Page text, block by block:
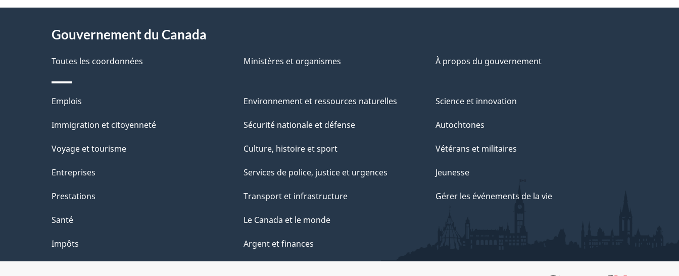
D
é
t
a
i
l
d
e
l
p
a
g
e
Gouvernement du Canada
Toutes les coordonnées Ministères et organismes À propos du gouvernement
Thèmes
et
Emplois
Immigration et citoyenneté
Voyage et tourisme
Entreprises
Prestations
Santé
Impôts
Environnement et ressources naturelles
Sécurité nationale et défense
Culture, histoire et sport
Services de police, justice et urgences
Transport et infrastructure
Le Canada et le monde
Argent et finances
Science et innovation
Autochtones
Vétérans et militaires
Jeunesse
Gérer les événements de la vie